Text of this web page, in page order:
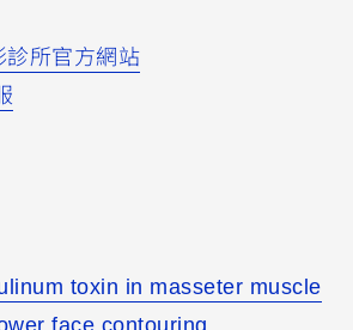
診所官方網站
toxin in masseter muscle